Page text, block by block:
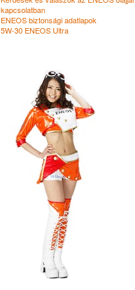
kapcsolatban
ENEOS biztonsági adatlapok
5W-30 ENEOS Ultra